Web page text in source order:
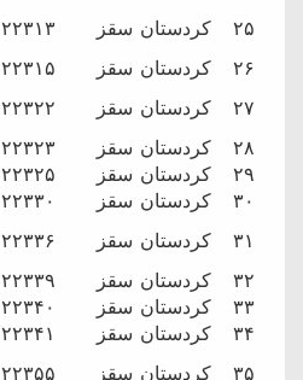
۲۵
کردستان سقز ۲۲۳۱۳
۲۶
کردستان سقز ۲۲۳۱۵
۲۷
کردستان سقز ۲۲۳۲۲
۲۸
کردستان سقز ۲۲۳۲۳
۲۹
کردستان سقز ۲۲۳۲۵
۳۰
کردستان سقز ۲۲۳۳۰
۳۱
کردستان سقز ۲۲۳۳۶
۳۲
کردستان سقز ۲۲۳۳۹
۳۳
کردستان سقز ۲۲۳۴۰
۳۴
کردستان سقز ۲۲۳۴۱
۳۵
کردستان سقز ۲۲۳۵۵